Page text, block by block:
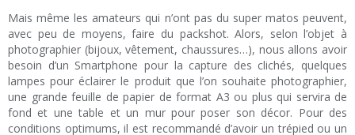
Mais même les amateurs qui n’ont pas du super matos peuvent,
avec peu de moyens, faire du packshot. Alors, selon l’objet à
photographier (bijoux, vêtement, chaussures…), nous allons avoir
besoin d’un Smartphone pour la capture des clichés, quelques
lampes pour éclairer le produit que l’on souhaite photographier,
une grande feuille de papier de format A3 ou plus qui servira de
fond et une table et un mur pour poser son décor. Pour des
conditions optimums, il est recommandé d’avoir un trépied ou un